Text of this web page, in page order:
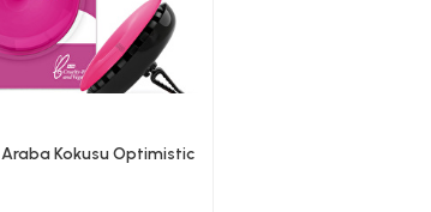
Araba Kokusu Optimistic